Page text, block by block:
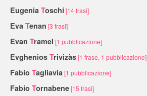
Eugenia Toschi [14 frasi]
Eva Tenan [3 frasi]
Evan Tramel [1 pubblicazione]
Evghenios Trivizàs[1 frase, 1 pubblicazione]
Fabio Tagliavia [1 pubblicazione]
Fabio Tornabene[15 frasi]